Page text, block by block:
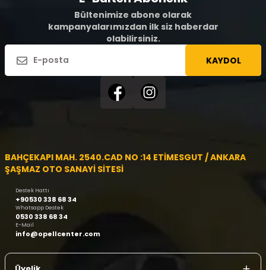
Bültenimize abone olarak
kampanyalarımızdan ilk siz haberdar
olabilirsiniz.
KAYDOL
BAHÇEKAPI MAH. 2540.CAD NO :14 ETİMESGUT / ANKARA
ŞAŞMAZ OTO SANAYİ SİTESİ
Destek Hattı
+90530 338 68 34
Whatsapp Destek
0530 338 68 34
E-Mail
info@opellcenter.com